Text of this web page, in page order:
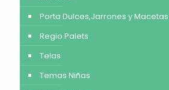
Porta Dulces,Jarrones y Macetas
Regio Palets
Telas
Temas Niñas